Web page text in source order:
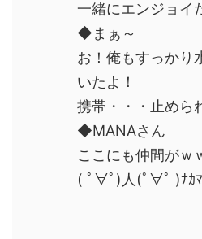
一緒にエンジョイ
◆まぁ～
お！俺もすっかり
いたよ！
携帯・・・止めら
◆MANAさん
ここにも仲間がｗ
( ﾟ∀ﾟ)人(ﾟ∀ﾟ )ﾅｶ